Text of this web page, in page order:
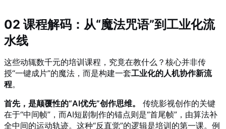
02 课程解码：从“魔法咒语”到工业化流
水线
这些动辄数千元的培训课程，究竟在教什么？核心并非传
授“一键成片”的魔法，而是构建一套工业化的人机协作新流
程。
首先，是颠覆性的“AI优先”创作思维。
传统影视创作的关键
在于“中间帧”，而AI短剧制作的锚点则是“首尾帧”，由算法补
全中间的运动轨迹。这种“反直觉”的逻辑是培训的第一课。例